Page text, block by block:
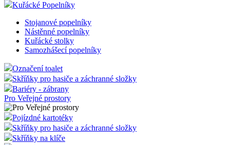
Kuřácké Popelníky
Stojanové popelníky
Nástěnné popelníky
Kuřácké stolky
Samozhášecí popelníky
Označení toalet
Skříňky pro hasiče a záchranné složky
Bariéry - zábrany
Pro Veřejné prostory
Pojízdné kartotéky
Skříňky pro hasiče a záchranné složky
Skříňky na klíče